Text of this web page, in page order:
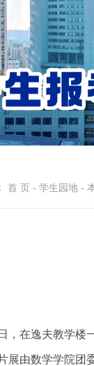
首 页 - 学生园地 -
，在逸夫教学楼
展由数学学院团